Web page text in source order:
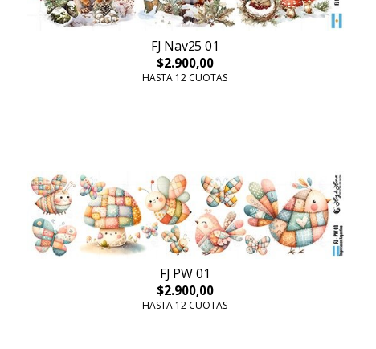
FJ Nav25 01
$2.900,00
HASTA 12 CUOTAS
FJ PW 01
$2.900,00
HASTA 12 CUOTAS